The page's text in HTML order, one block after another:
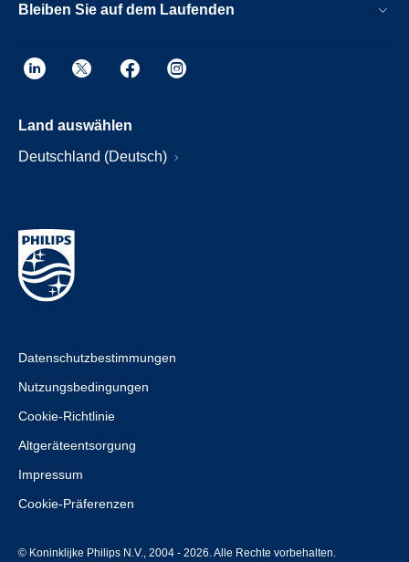
Bleiben Sie auf dem Laufenden
Land auswählen
Deutschland (Deutsch)
Datenschutzbestimmungen
Nutzungsbedingungen
Cookie-Richtlinie
Altgeräteentsorgung
Impressum
Cookie-Präferenzen
© Koninklijke Philips N.V., 2004 - 2026. Alle Rechte vorbehalten.